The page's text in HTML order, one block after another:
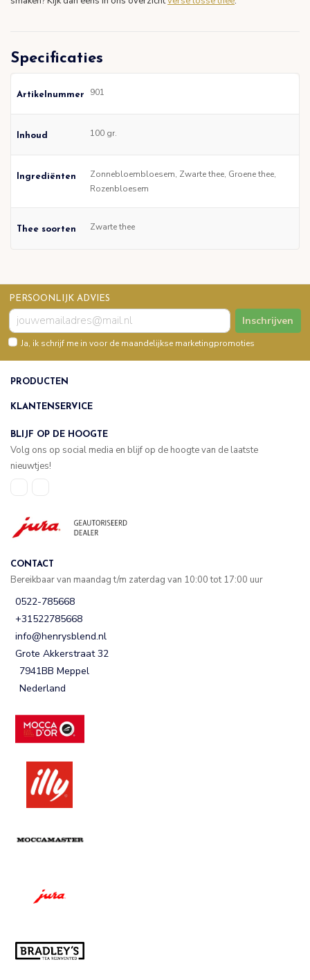
Specificaties
Artikelnummer 901
Inhoud 100 gr.
Ingrediënten
Zonnebloembloesem, Zwarte thee, Groene thee,
Rozenbloesem
Thee soorten Zwarte thee
PERSOONLIJK ADVIES
Inschrijven
Ja, ik schrijf me in voor de maandelijkse marketingpromoties
PRODUCTEN
KLANTENSERVICE
BLIJF OP DE HOOGTE
Volg ons op social media en blijf op de hoogte van de laatste
nieuwtjes!
CONTACT
Bereikbaar van maandag t/m zaterdag van 10:00 tot 17:00 uur
0522-785668
+31522785668
info@henrysblend.nl
Grote Akkerstraat 32
7941BB Meppel
Nederland